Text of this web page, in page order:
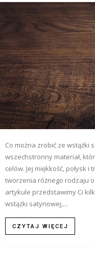
Co można zrobić ze wstążki
wszechstronny materiał,
celów. Jej miękkość, połysk
tworzenia różnego rodzaju
artykule przedstawimy Ci
wstążki satynowej,...
CZYTAJ WIĘCEJ